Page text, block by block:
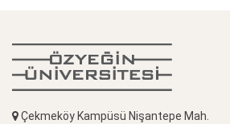
Çekmeköy Kampüsü Nişantepe Mah.